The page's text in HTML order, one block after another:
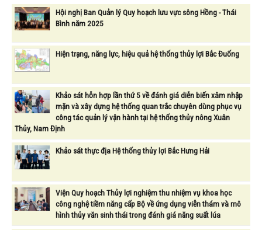
Hội nghị Ban Quản lý Quy hoạch lưu vực sông Hồng - Thái
Bình năm 2025
Hiện trạng, năng lực, hiệu quả hệ thống thủy lợi Bắc Đuống
Khảo sát hỗn hợp lần thứ 5 về đánh giá diễn biến xâm nhập
mặn và xây dựng hệ thống quan trắc chuyên dùng phục vụ
công tác quản lý vận hành tại hệ thống thủy nông Xuân
Thủy, Nam Định
Khảo sát thực địa Hệ thống thủy lợi Bắc Hưng Hải
Viện Quy hoạch Thủy lợi nghiệm thu nhiệm vụ khoa học
công nghệ tiềm năng cấp Bộ về ứng dụng viễn thám và mô
hình thủy văn sinh thái trong đánh giá năng suất lúa